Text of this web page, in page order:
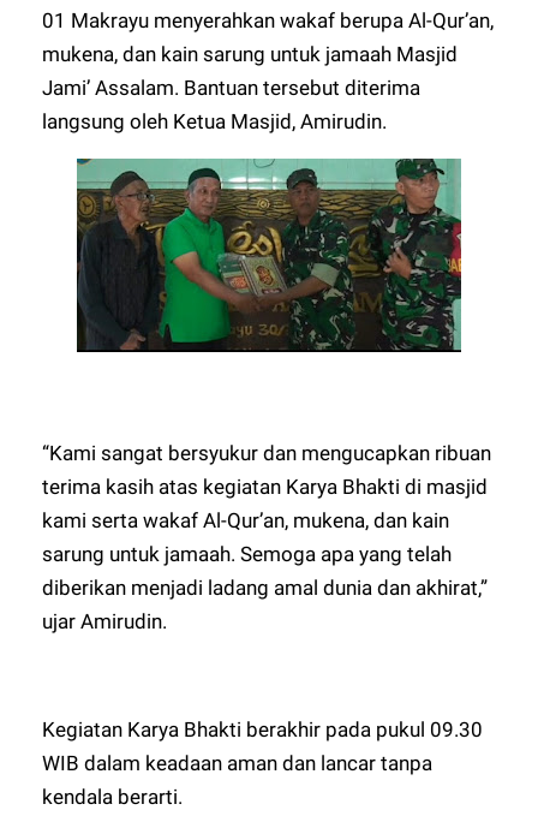
01 Makrayu menyerahkan wakaf berupa Al-Qur’an,
mukena, dan kain sarung untuk jamaah Masjid
Jami’ Assalam. Bantuan tersebut diterima
langsung oleh Ketua Masjid, Amirudin.
“Kami sangat bersyukur dan mengucapkan ribuan
terima kasih atas kegiatan Karya Bhakti di masjid
kami serta wakaf Al-Qur’an, mukena, dan kain
sarung untuk jamaah. Semoga apa yang telah
diberikan menjadi ladang amal dunia dan akhirat,”
ujar Amirudin.
Kegiatan Karya Bhakti berakhir pada pukul 09.30
WIB dalam keadaan aman dan lancar tanpa
kendala berarti.